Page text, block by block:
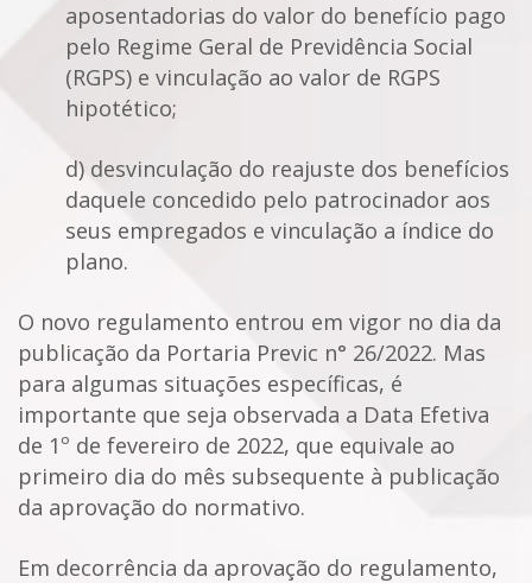
aposentadorias do valor do benefício pago
pelo Regime Geral de Previdência Social
(RGPS) e vinculação ao valor de RGPS
hipotético;
d) desvinculação do reajuste dos benefícios
daquele concedido pelo patrocinador aos
seus empregados e vinculação a índice do
plano.
O novo regulamento entrou em vigor no dia da
publicação da Portaria Previc n° 26/2022. Mas
para algumas situações específicas, é
importante que seja observada a Data Efetiva
de 1º de fevereiro de 2022, que equivale ao
primeiro dia do mês subsequente à publicação
da aprovação do normativo.
Em decorrência da aprovação do regulamento,